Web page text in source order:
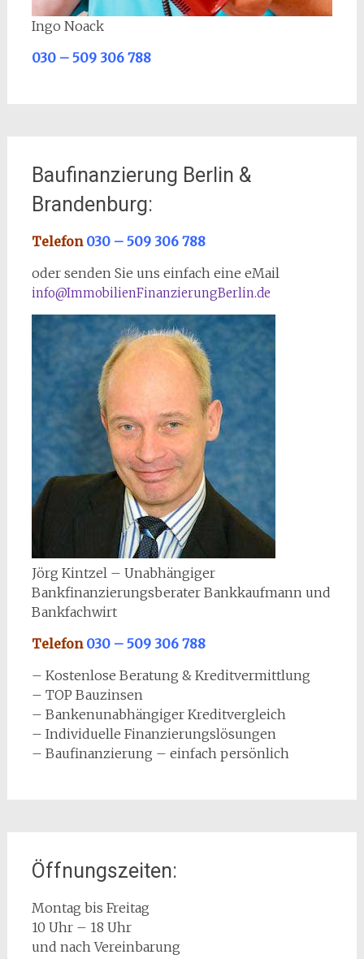
Ingo Noack
030 – 509 306 788
Baufinanzierung Berlin &
Brandenburg:
Telefon 030 – 509 306 788
oder senden Sie uns einfach eine eMail
info@ImmobilienFinanzierungBerlin.de
Jörg Kintzel – Unabhängiger
Bankfinanzierungsberater Bankkaufmann und
Bankfachwirt
Telefon 030 – 509 306 788
– Kostenlose Beratung & Kreditvermittlung
– TOP Bauzinsen
– Bankenunabhängiger Kreditvergleich
– Individuelle Finanzierungslösungen
– Baufinanzierung – einfach persönlich
Öffnungszeiten:
Montag bis Freitag
10 Uhr – 18 Uhr
und nach Vereinbarung